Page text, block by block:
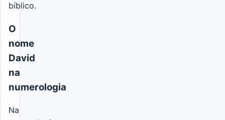
bíblico.
O
nome
David
na
numerologia
Na